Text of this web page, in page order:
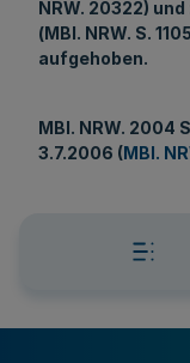
NRW. 20322)
(MBl. NRW. S.
aufgehoben.
MBl. NRW. 2004
3.7.2006 (MBl.